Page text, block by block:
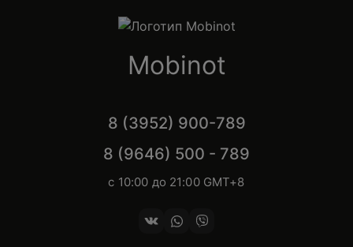
Mobinot
8 (3952) 900-789
8 (9646) 500 - 789
с 10:00 до 21:00 GMT+8